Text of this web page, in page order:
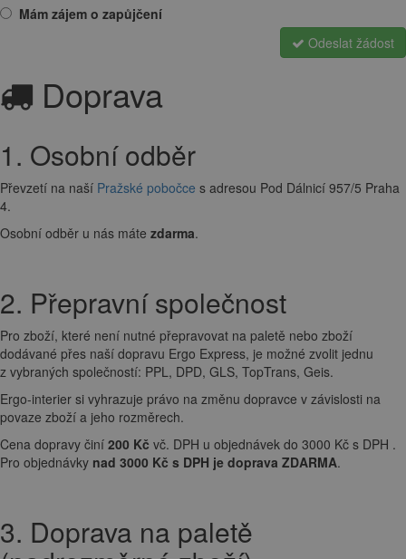
Mám zájem o zapůjčení
Odeslat žádost
Doprava
1. Osobní odběr
Převzetí na naší Pražské pobočce s adresou Pod Dálnicí 957/5 Praha
4.
Osobní odběr u nás máte zdarma.
2. Přepravní společnost
Pro zboží, které není nutné přepravovat na paletě nebo zboží
dodávané přes naší dopravu Ergo Express, je možné zvolit jednu
z vybraných společností: PPL, DPD, GLS, TopTrans, Geis.
Ergo-interier si vyhrazuje právo na změnu dopravce v závislosti na
povaze zboží a jeho rozměrech.
Cena dopravy činí 200 Kč vč. DPH u objednávek do 3000 Kč s DPH .
Pro objednávky nad 3000 Kč s DPH je doprava ZDARMA.
3. Doprava na paletě